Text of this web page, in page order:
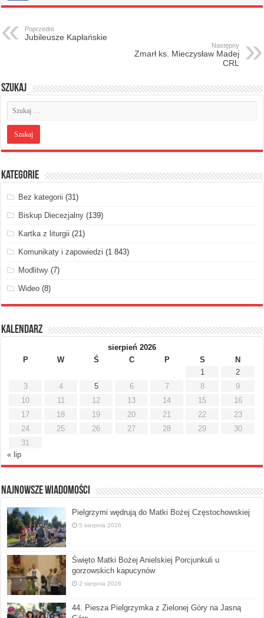
Poprzedni
Jubileusze Kapłańskie
Następny
Zmarł ks. Mieczysław Madej
CRL
Szukaj
Kategorie
Bez kategorii (31)
Biskup Diecezjalny (139)
Kartka z liturgii (21)
Komunikaty i zapowiedzi (1 843)
Modlitwy (7)
Wideo (8)
Kalendarz
sierpień 2026
P
W Ś C P S
N
1
2
3
4 5 6 7 8
9
10
11 12 13 14 15
16
17
18 19 20 21 22
23
24
25 26 27 28 29
30
31
« lip
Najnowsze Wiadomości
Pielgrzymi wędrują do Matki Bożej Częstochowskiej
5 sierpnia 2026
Święto Matki Bożej Anielskiej Porcjunkuli u
gorzowskich kapucynów
2 sierpnia 2026
44. Piesza Pielgrzymka z Zielonej Góry na Jasną